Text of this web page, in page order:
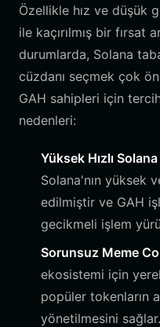
Özellikle hız ve düşük
ile kaçırılmış bir fırsat
durumlarda, Solana
cüzdanı seçmek çok
GAH sahipleri için
nedenleri:
Yüksek Hızlı
Solana'nın yüksek
edilmiştir ve GAH
gecikmeli işlem
Sorunsuz Meme
ekosistemi için
popüler tokenların
yönetilmesini sağlar.